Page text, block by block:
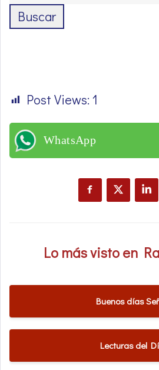
Buscar
Post Views: 1
WhatsApp
Lo más visto en
Buenos días
Lecturas del